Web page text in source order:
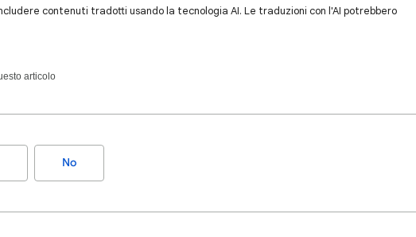
contenuti tradotti usando la tecnologia AI. Le traduzioni con l'AI potrebbero
articolo
No